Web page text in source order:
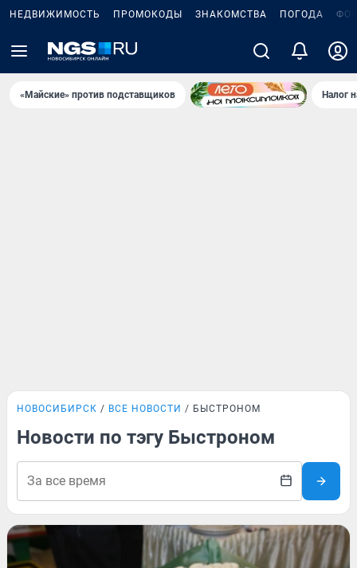
НЕДВИЖИМОСТЬ ПРОМОКОДЫ ЗНАКОМСТВА ПОГОДА
«Майские» против подставщиков Налог
НОВОСИБИРСК ВСЕ НОВОСТИ БЫСТРОНОМ
Новости по тэгу Быстроном